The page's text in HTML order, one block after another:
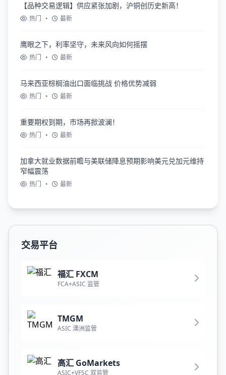
【品种交易逻辑】供应紧张加剧，沪铜创历史新高！
热门 • 最新
鹰眼之下，利率坚守，未来风向如何摇摆
热门 • 最新
马来西亚棕榈油出口面临挑战 价格优势减弱
热门 • 最新
重要期权到期，市场再掀波澜！
热门 • 最新
加拿大就业数据前瞻与美联储降息预期影响美元兑加元维持
窄幅震荡
热门 • 最新
交易平台
福汇 FXCM
FCA+ASIC 监管
TMGM
ASIC 澳洲监管
高汇 GoMarkets
ASIC+VFSC 双监管